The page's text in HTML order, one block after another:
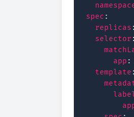
spec :
replicas :
selector :
app :
template :